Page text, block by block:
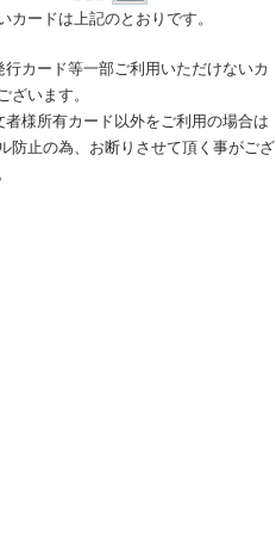
カードは上記のとおりです。
行カード等一部ご利用いただけないカ
ざいます。
者様所有カード以外をご利用の場合は
防止の為、お断りさせて頂く事がござ